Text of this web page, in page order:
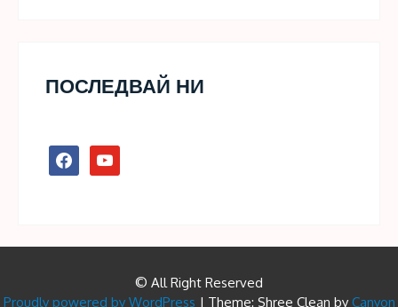
ПОСЛЕДВАЙ НИ
facebookyoutube
© All Right Reserved
Proudly powered by WordPress | Theme: Shree Clean by Canyon